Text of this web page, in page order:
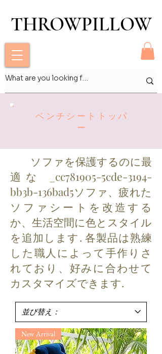
THROWPILLOW
THROWPILLOW
ベンチシートトッパ
ー
ソファを保護するのに最
適な _cc781905-5cde-3194-
bb3b-136bad5ソファ、疲れた
ソファシートを改造する
か、生活空間に色とスタイル
を追加します. 各製品は熟練
した職人によって手作りさ
れており、好みに合わせて
カスタマイズできます.
New Arrival